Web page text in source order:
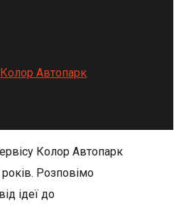
Колор Автопарк
Колор Автопарк
Розповімо
ідеї до